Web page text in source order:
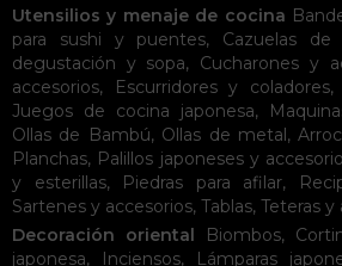
Utensilios y menaje de cocina
para sushi y puentes, Cazuelas de
degustación y sopa, Cucharones y
accesorios, Escurridores y coladores,
Juegos de cocina japonesa,
Ollas de Bambú, Ollas de metal,
Planchas, Palillos japoneses y
y esterillas, Piedras para afilar,
Sartenes y accesorios, Tablas, Teteras y
Decoración oriental
Biombos,
japonesa, Inciensos, Lámparas